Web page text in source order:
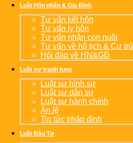
Luật Hôn nhân & Gia Đình
Tư vấn kết hôn
Tư vấn ly hôn
Tư vấn nhận con nuôi
Tư vấn về hộ tịch & Cư trú
Hỏi đáp về HN&GĐ
Luật sư tranh tụng
Luật sư hình sự
Luật sư dân sự
Luật sư hành chính
Án lệ
Tin tức pháp đình
Luật Đầu Tư